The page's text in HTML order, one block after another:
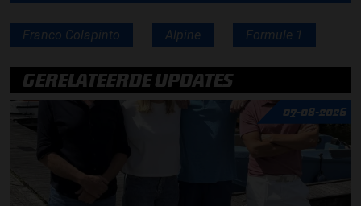
Franco Colapinto Alpine Formule 1
GERELATEERDE UPDATES
07-08-2026